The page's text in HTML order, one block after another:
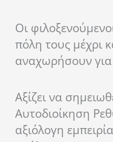
Οι
πόλη τους μέχρι
αναχωρήσουν
Αξίζει να
Αυτοδιοίκηση
αξιόλογη